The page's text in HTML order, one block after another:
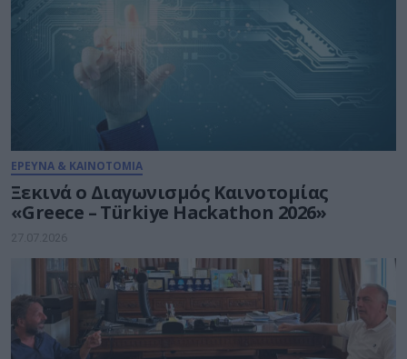
ΕΡΕΥΝΑ & ΚΑΙΝΟΤΟΜΙΑ
Ξεκινά ο Διαγωνισμός Καινοτομίας
«Greece – Türkiye Hackathon 2026»
27.07.2026